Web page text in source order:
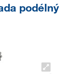
podélný